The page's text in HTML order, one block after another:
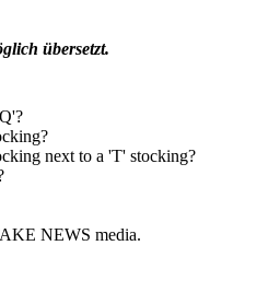
übersetzt.
next to a 'T' stocking?
NEWS media.